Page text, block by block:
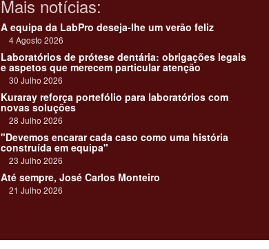
Mais notícias:
A equipa da LabPro deseja-lhe um verão feliz
4 Agosto 2026
Laboratórios de prótese dentária: obrigações legais
e aspetos que merecem particular atenção
30 Julho 2026
Kuraray reforça portefólio para laboratórios com
novas soluções
28 Julho 2026
"Devemos encarar cada caso como uma história
construída em equipa"
23 Julho 2026
Até sempre, José Carlos Monteiro
21 Julho 2026